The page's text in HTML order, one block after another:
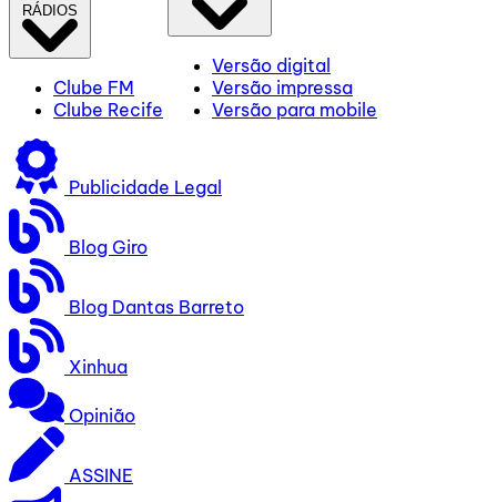
RÁDIOS
Clube FM
Clube Recife
Versão digital
Versão impressa
Versão para mobile
Publicidade Legal
Blog Giro
Blog Dantas Barreto
Xinhua
Opinião
ASSINE